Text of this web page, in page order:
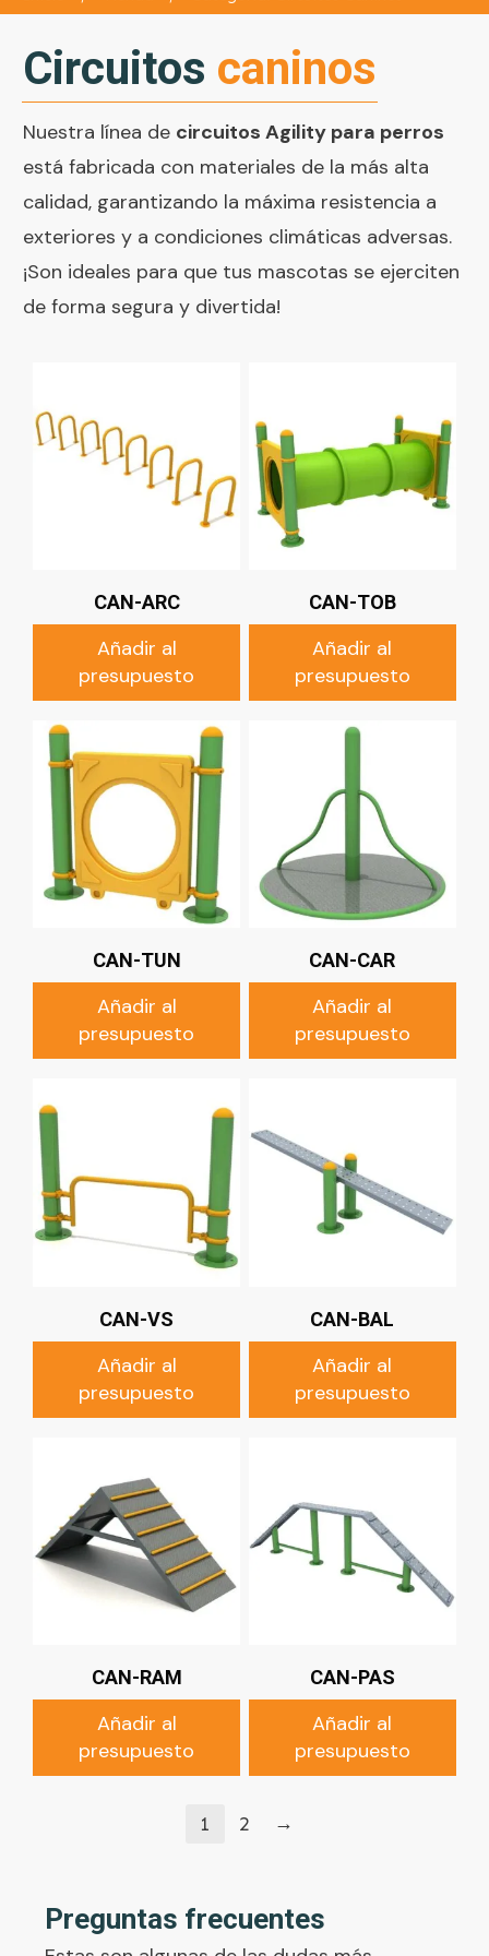
Circuitos caninos
Nuestra línea de circuitos Agility para perros
está fabricada con materiales de la más alta
calidad, garantizando la máxima resistencia a
exteriores y a condiciones climáticas adversas.
¡Son ideales para que tus mascotas se ejerciten
de forma segura y divertida!
CAN-ARC
Añadir al
presupuesto
CAN-TOB
Añadir al
presupuesto
CAN-TUN
Añadir al
presupuesto
CAN-CAR
Añadir al
presupuesto
CAN-VS
Añadir al
presupuesto
CAN-BAL
Añadir al
presupuesto
CAN-RAM
Añadir al
presupuesto
CAN-PAS
Añadir al
presupuesto
1 2 →
Preguntas frecuentes